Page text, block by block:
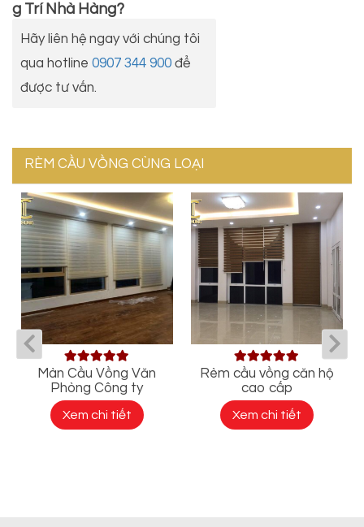
g Trí Nhà Hàng?
Hãy liên hệ ngay với chúng tôi
qua hotline 0907 344 900 để
được tư vấn.
RÈM CẦU VỒNG CÙNG LOẠI
Màn Cầu Vồng Văn
Phòng Công ty
Xem chi tiết
Rèm cầu vồng căn hộ
cao cấp
Xem chi tiết